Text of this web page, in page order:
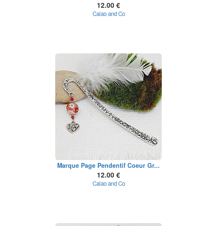
12.00 €
Calao and Co
Marque Page Pendentif Coeur Gr...
12.00 €
Calao and Co